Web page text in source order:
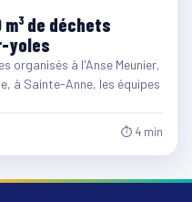
de déchets
yoles
organisés à l'Anse Meunier,
à Sainte-Anne, les équipes
⏱ 4 min